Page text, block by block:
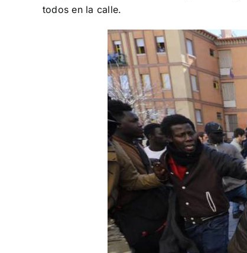
todos en la calle.